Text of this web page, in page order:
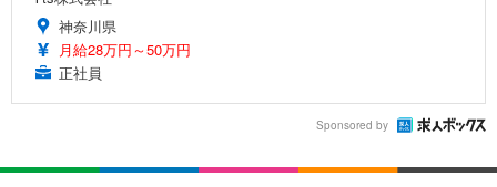
神奈川県
月給28万円～50万円
正社員
Sponsored by